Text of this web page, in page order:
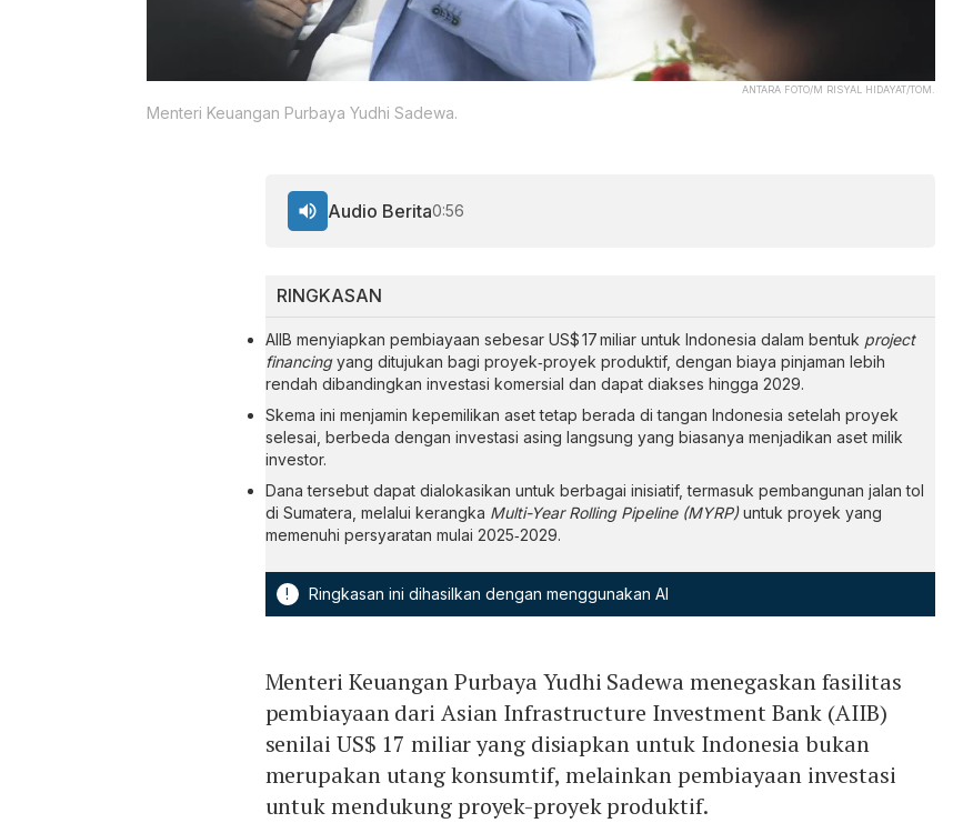
ANTARA FOTO/M RISYAL HIDAYAT/TOM.
Menteri Keuangan Purbaya Yudhi Sadewa.
RINGKASAN
AIIB menyiapkan pembiayaan sebesar US$ 17 miliar untuk Indonesia dalam bentuk project
financingyang ditujukan bagi proyek‑proyek produktif, dengan biaya pinjaman lebih
rendah dibandingkan investasi komersial dan dapat diakses hingga 2029.
Skema ini menjamin kepemilikan aset tetap berada di tangan Indonesia setelah proyek
selesai, berbeda dengan investasi asing langsung yang biasanya menjadikan aset milik
investor.
Dana tersebut dapat dialokasikan untuk berbagai inisiatif, termasuk pembangunan jalan tol
di Sumatera, melalui kerangka Multi-Year Rolling Pipeline (MYRP)untuk proyek yang
memenuhi persyaratan mulai 2025‑2029.
! Ringkasan ini dihasilkan dengan menggunakan AI
Audio Berita0:56
Menteri Keuangan Purbaya Yudhi Sadewa menegaskan fasilitas
pembiayaan dari Asian Infrastructure Investment Bank (AIIB)
senilai US$ 17 miliar yang disiapkan untuk Indonesia bukan
merupakan utang konsumtif, melainkan pembiayaan investasi
untuk mendukung proyek-proyek produktif.